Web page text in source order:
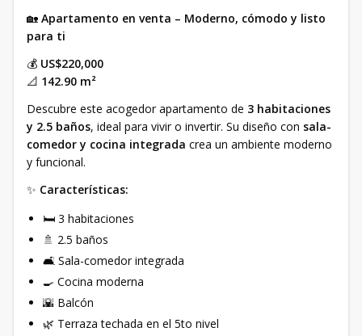
🏡 Apartamento en venta – Moderno, cómodo y listo
para ti
💰 US$220,000
📐 142.90 m²
Descubre este acogedor apartamento de 3 habitaciones
y 2.5 baños, ideal para vivir o invertir. Su diseño con sala-
comedor y cocina integrada crea un ambiente moderno
y funcional.
✨ Características:
🛏 3 habitaciones
🚿 2.5 baños
🛋 Sala-comedor integrada
🍳 Cocina moderna
🌇 Balcón
🌿 Terraza techada en el 5to nivel